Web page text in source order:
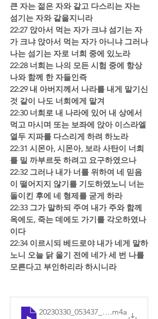
큰 자는 젊은 자와 같고 다스리는 자는
섬기는 자와 같을지니라
22:27 앉아서 먹는 자가 크냐 섬기는 자
가 크냐 앉아서 먹는 자가 아니냐 그러나
나는 섬기는 자로 너희 중에 있노라
22:28 너희는 나의 모든 시험 중에 항상
나와 함께 한 자들인즉
22:29 내 아버지께서 나라를 내게 맡기신
것 같이 나도 너희에게 맡겨
22:30 너희로 내 나라에 있어 내 상에서
먹고 마시며 또는 보좌에 앉아 이스라엘
열두 지파를 다스리게 하려 하노라
22:31 시몬아, 시몬아, 보라 사탄이 너희
를 밀 까부르듯 하려고 요구하였으나
22:32 그러나 내가 너를 위하여 네 믿음
이 떨어지지 않기를 기도하였노니 너는
돌이킨 후에 네 형제를 굳게 하라
22:33 그가 말하되 주여 내가 주와 함께
옥에도, 죽는 데에도 가기를 각오하였나
이다
22:34 이르시되 베드로야 내가 네게 말하
노니 오늘 닭 울기 전에 네가 세 번 나를
모른다고 부인하리라 하시니라
20230330_053437_기본.m4a